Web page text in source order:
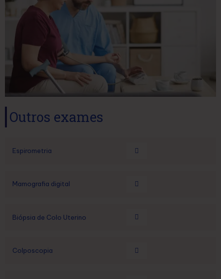
Outros exames
Espirometria
Mamografia digital
Biópsia de Colo Uterino
Colposcopia